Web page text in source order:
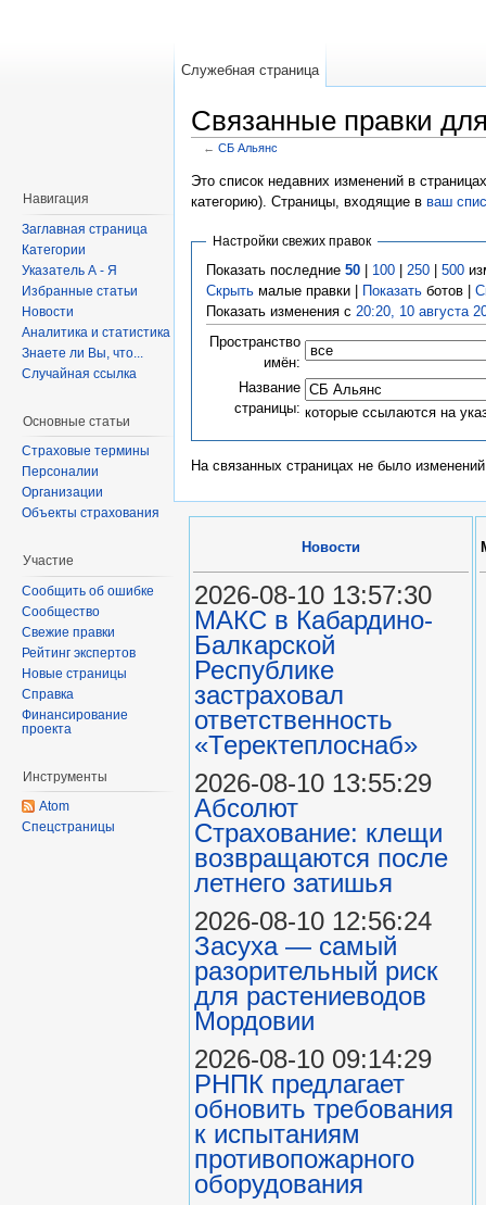
Связанные правки
← СБ Альянс
Это список недавних изменений в
категорию). Страницы, входящие в ваш
Настройки свежих правок
Показать последние 50| 100| 250| 500
Скрытьмалые правки | Показатьботов |
Показать изменения с 20:20, 10 августа
Пространство
имён:
Название
страницы: которые ссылаются на
На связанных страницах не было
Служебная страница
Навигация
Заглавная страница
Категории
Указатель А - Я
Избранные статьи
Новости
Аналитика и статистика
Знаете ли Вы, что...
Случайная ссылка
Основные статьи
Страховые термины
Персоналии
Организации
Объекты страхования
Участие
Сообщить об ошибке
Сообщество
Свежие правки
Рейтинг экспертов
Новые страницы
Справка
Финансирование
проекта
Инструменты
Atom
Спецстраницы
Новости
2026-08-10 13:57:30
МАКС в Кабардино-
Балкарской
Республике
застраховал
ответственность
«Теректеплоснаб»
2026-08-10 13:55:29
Абсолют
Страхование: клещи
возвращаются после
летнего затишья
2026-08-10 12:56:24
Засуха — самый
разорительный риск
для растениеводов
Мордовии
2026-08-10 09:14:29
РНПК предлагает
обновить требования
к испытаниям
противопожарного
оборудования